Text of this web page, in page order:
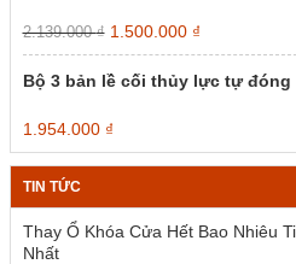
2.139.000₫ Giá
gốc
là:
2.139.000 ₫.
1.500.000 ₫Giá
hiện
là:
Bộ 3 bản lề cối thủy lực tự đóng
Giá
gốc
là:
2.385.000 ₫.
1.954.000 ₫Giá
hiện
tại
1.954.000 ₫.
TIN TỨC
Thay Ổ Khóa Cửa Hết Bao Nhiêu
Nhất